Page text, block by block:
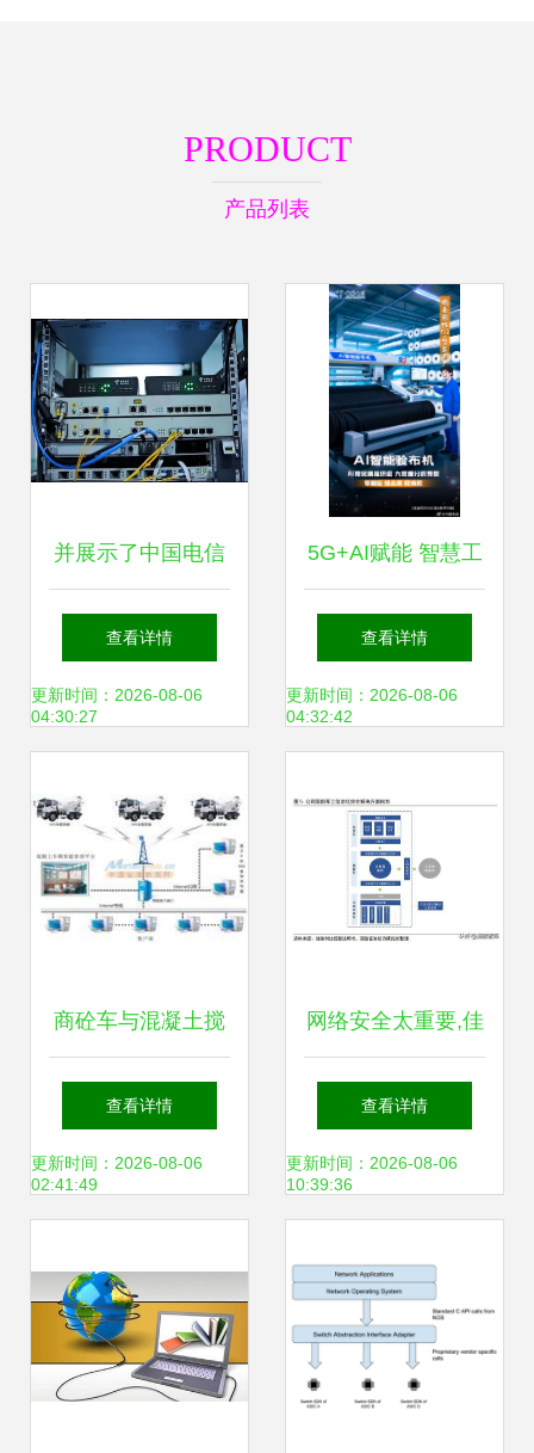
PRODUCT
产品列表
并展示了中国电信
研究院在全光数字
工厂解决方案及产
查看详情
更新时间：2026-08-06
04:30:27
5G+AI赋能 智慧工
厂如何重构服饰品
质新标杆
查看详情
更新时间：2026-08-06
04:32:42
商砼车与混凝土搅
拌车管理传感器解
决方案 重塑行业效
查看详情
更新时间：2026-08-06
02:41:49
网络安全太重要,佳
缘科技 蓬勃发展的
军工网络安全和信
查看详情
更新时间：2026-08-06
10:39:36